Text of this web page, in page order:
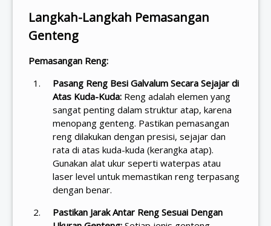
Langkah-Langkah Pemasangan
Genteng
Pemasangan Reng:
Pasang Reng Besi Galvalum Secara Sejajar di
Atas Kuda-Kuda: Reng adalah elemen yang
sangat penting dalam struktur atap, karena
menopang genteng. Pastikan pemasangan
reng dilakukan dengan presisi, sejajar dan
rata di atas kuda-kuda (kerangka atap).
Gunakan alat ukur seperti waterpas atau
laser level untuk memastikan reng terpasang
dengan benar.
Pastikan Jarak Antar Reng Sesuai Dengan